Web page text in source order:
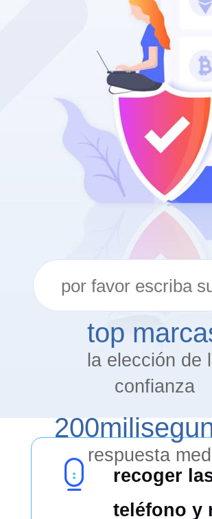
top
la elección de
confianza
200
respuesta
recoger
teléfono y